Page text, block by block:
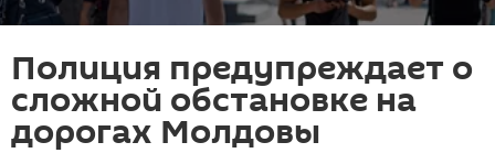
Полиция предупреждает о
сложной обстановке на
дорогах Молдовы